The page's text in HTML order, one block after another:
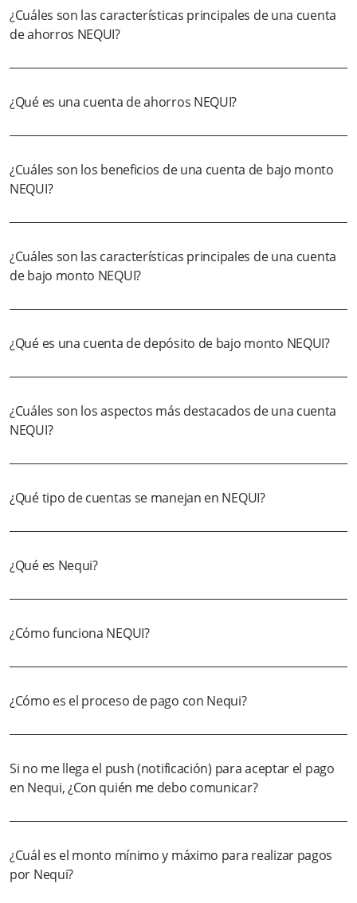
¿Cuáles son las características principales de una cuenta
de ahorros NEQUI?
¿Qué es una cuenta de ahorros NEQUI?
¿Cuáles son los beneficios de una cuenta de bajo monto
NEQUI?
¿Cuáles son las características principales de una cuenta
de bajo monto NEQUI?
¿Qué es una cuenta de depósito de bajo monto NEQUI?
¿Cuáles son los aspectos más destacados de una cuenta
NEQUI?
¿Qué tipo de cuentas se manejan en NEQUI?
¿Qué es Nequi?
¿Cómo funciona NEQUI?
¿Cómo es el proceso de pago con Nequi?
Si no me llega el push (notificación) para aceptar el pago
en Nequi, ¿Con quién me debo comunicar?
¿Cuál es el monto mínimo y máximo para realizar pagos
por Nequi?